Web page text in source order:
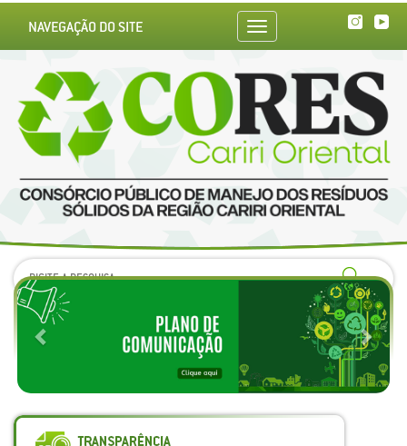
Toggle
navigation
NAVEGAÇÃO DO SITE
Previous Next